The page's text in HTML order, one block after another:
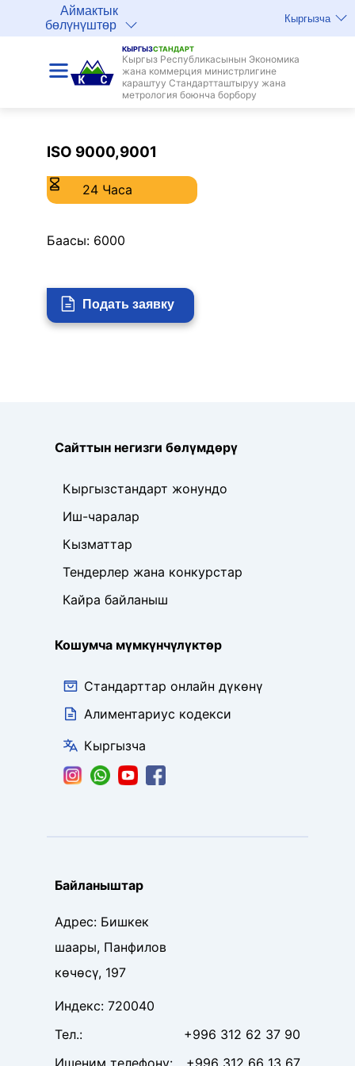
Аймактык
бөлүнүштөр
Кыргызча
КЫРГЫЗСТАНДАРТ
Кыргыз Республикасынын Экономика
жана коммерция министрлигине
караштуу Стандартташтыруу жана
метрология боюнча борбору
ISO 9000,9001
24 Часа
Баасы: 6000
Подать заявку
Сайттын негизги бөлүмдөрү
Кошумча мүмкүнчүлүктөр
Кыргызстандарт жонундо
Иш-чаралар
Кызматтар
Тендерлер жана конкурстар
Кайра байланыш
Стандарттар онлайн дүкөнү
Алиментариус кодекси
Кыргызча
Байланыштар
Адрес: Бишкек
шаары, Панфилов
көчөсү, 197
Индекс: 720040
Тел.:
+996 312 62 37 90
Ишеним телефону: +996 312 66 13 67